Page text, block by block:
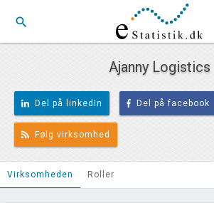
search
Ajanny Logistics
Del på linkedIn Del på facebook
Følg virksomhed
Virksomheden Roller